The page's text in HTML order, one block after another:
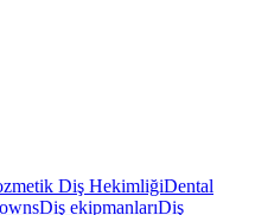
Diş HekimliğiDental
Diş ekipmanlarıDiş